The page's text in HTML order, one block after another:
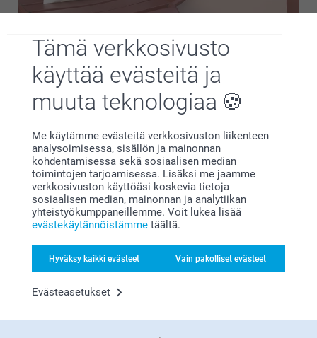
Tämä verkkosivusto
käyttää evästeitä ja
muuta teknologiaa
Me käytämme evästeitä verkkosivuston liikenteen
analysoimisessa, sisällön ja mainonnan
kohdentamisessa sekä sosiaalisen median
toimintojen tarjoamisessa. Lisäksi me jaamme
verkkosivuston käyttöäsi koskevia tietoja
sosiaalisen median, mainonnan ja analytiikan
yhteistyökumppaneillemme. Voit lukea lisää
evästekäytännöistämme täältä.
Hyväksy kaikki evästeet Vain pakolliset evästeet
Evästeasetukset
Tuo rauhaa ja lämpöä kotiisi Warm Neutral -tyylillä: tyylillä,
hiekka, terrakotta ja hienovaraiset oliivisävyt kohtaavat.
Tutustu personoituihin sisustuksiin, jotka sopivat
täydellisesti lämpimään minimalistiseen kotiin. Ajattele
canvasta suosikkimatkakuvastasi, hienovaraista
valokuvakollaasia tai tyylikästä valokuvakirjaa
sohvapöydälle. Tee muistoistasi todellisia
katseenvangitsijoita, jotka sulautuvat saumattomasti
kodinsisustukseesi.